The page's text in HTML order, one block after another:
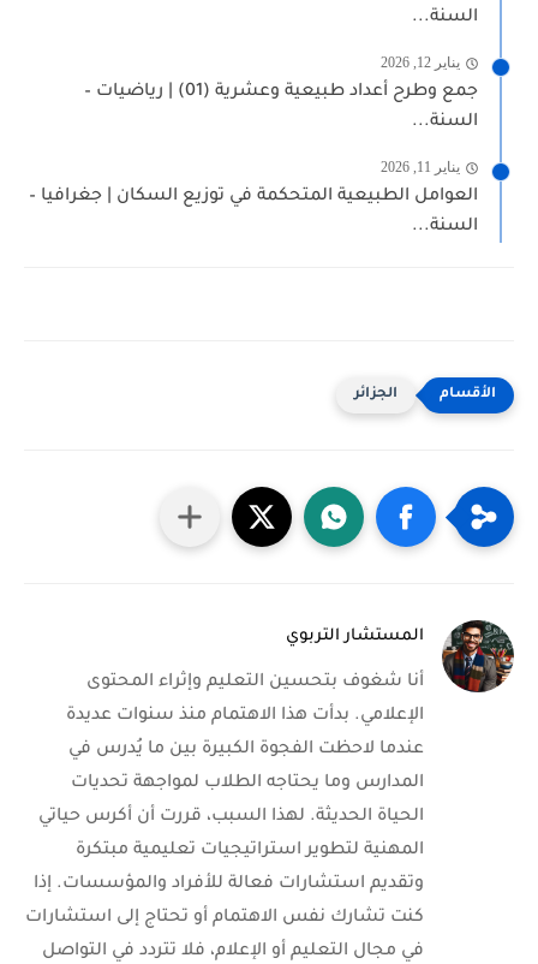
السنة...
يناير 12, 2026
جمع وطرح أعداد طبيعية وعشرية (01) | رياضيات –
السنة...
يناير 11, 2026
العوامل الطبيعية المتحكمة في توزيع السكان | جغرافيا –
السنة...
الجزائر
المستشار التربوي
أنا شغوف بتحسين التعليم وإثراء المحتوى
الإعلامي. بدأت هذا الاهتمام منذ سنوات عديدة
عندما لاحظت الفجوة الكبيرة بين ما يُدرس في
المدارس وما يحتاجه الطلاب لمواجهة تحديات
الحياة الحديثة. لهذا السبب، قررت أن أكرس حياتي
المهنية لتطوير استراتيجيات تعليمية مبتكرة
وتقديم استشارات فعالة للأفراد والمؤسسات. إذا
كنت تشارك نفس الاهتمام أو تحتاج إلى استشارات
في مجال التعليم أو الإعلام، فلا تتردد في التواصل